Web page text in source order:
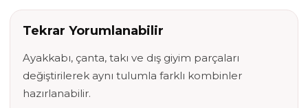
Tekrar Yorumlanabilir
Ayakkabı, çanta, takı ve dış giyim parçaları
değiştirilerek aynı tulumla farklı kombinler
hazırlanabilir.